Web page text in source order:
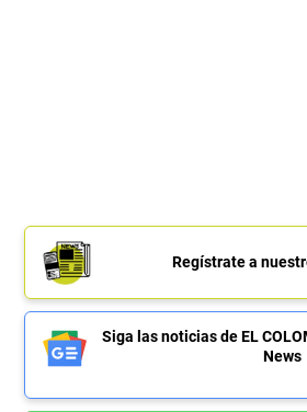
Regístrate a
Siga las noticias de EL
News